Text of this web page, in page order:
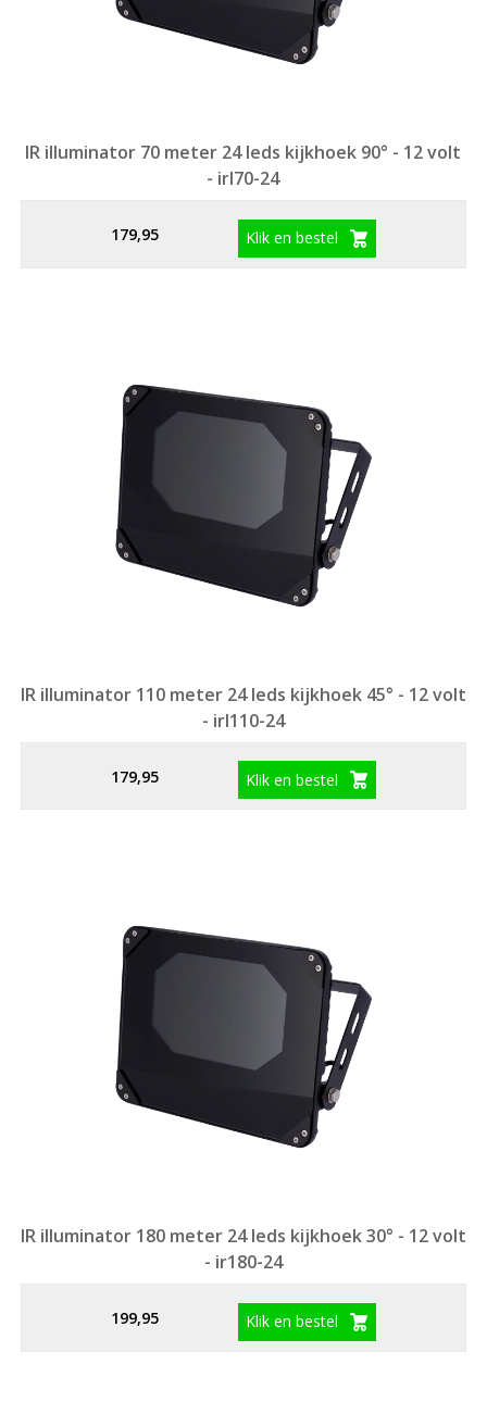
IR illuminator 70 meter 24 leds kijkhoek 90° - 12 volt
- irl70-24
179,95 Klik en bestel
IR illuminator 110 meter 24 leds kijkhoek 45° - 12 volt
- irl110-24
179,95 Klik en bestel
IR illuminator 180 meter 24 leds kijkhoek 30° - 12 volt
- ir180-24
199,95 Klik en bestel